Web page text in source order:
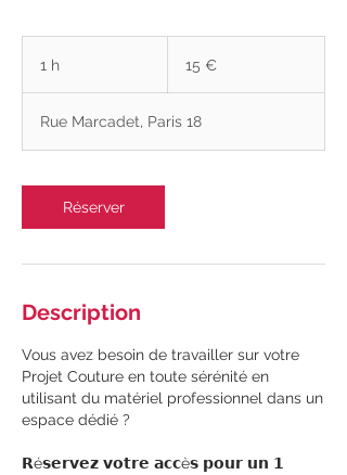
1 h 15 €
Rue Marcadet, Paris 18
Réserver
Description
Vous avez besoin de travailler sur votre
Projet Couture en toute sérénité en
utilisant du matériel professionnel dans un
espace dédié ?
𝗥é𝘀𝗲𝗿𝘃𝗲𝘇 𝘃𝗼𝘁𝗿𝗲 𝗮𝗰𝗰è𝘀 𝗽𝗼𝘂𝗿 𝘂𝗻 𝟭